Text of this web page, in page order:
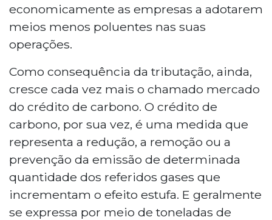
economicamente as empresas a adotarem
meios menos poluentes nas suas
operações.
Como consequência da tributação, ainda,
cresce cada vez mais o chamado mercado
do crédito de carbono. O crédito de
carbono, por sua vez, é uma medida que
representa a redução, a remoção ou a
prevenção da emissão de determinada
quantidade dos referidos gases que
incrementam o efeito estufa. E geralmente
se expressa por meio de toneladas de